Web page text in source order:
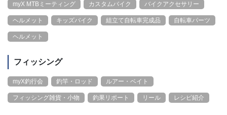
myX MTBミーティング カスタムバイク バイクアクセサリー
ヘルメット キッズバイク 組立て自転車完成品 自転車パーツ
ヘルメット
フィッシング
myX釣行会 釣竿・ロッド ルアー・ベイト
フィッシング雑貨・小物 釣果リポート リール レシピ紹介